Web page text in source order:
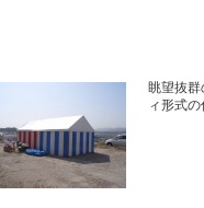
眺望抜
ィ形式の